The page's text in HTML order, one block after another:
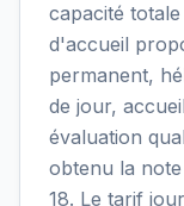
capacité
d'accueil
permanent,
de jour,
évaluation
obtenu la
18. Le tarif